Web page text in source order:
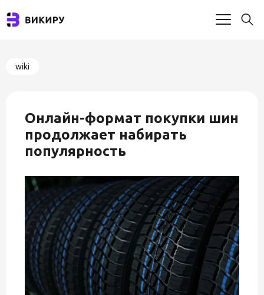
wiki
Онлайн-формат покупки шин
продолжает набирать
популярность